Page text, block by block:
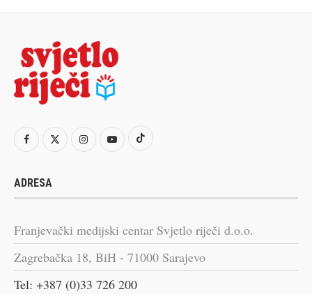
ADRESA
Franjevački medijski centar Svjetlo riječi d.o.o.
Zagrebačka 18, BiH - 71000 Sarajevo
Tel: +387 (0)33 726 200